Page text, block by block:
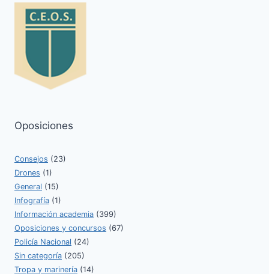
Oposiciones
Consejos (23)
Drones (1)
General (15)
Infografía (1)
Información academia (399)
Oposiciones y concursos (67)
Policía Nacional (24)
Sin categoría (205)
Tropa y marinería (14)